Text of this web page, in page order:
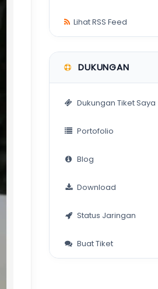
Lihat RSS Feed
DUKUNGAN
Dukungan Tiket Saya
Portofolio
Blog
Download
Status Jaringan
Buat Tiket